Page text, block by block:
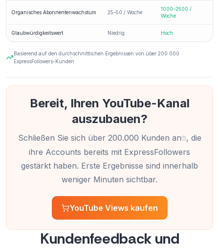
Organisches Abonnentenwachstum 25–50 / Woche
1000–2500 /
Woche
Glaubwürdigkeitswert Niedrig Hoch
Basierend auf den durchschnittlichen Ergebnissen von über 200.000
ExpressFollowers-Kunden
Bereit, Ihren YouTube-Kanal
auszubauen?
Schließen Sie sich über 200.000 Kunden an , die
ihre Accounts bereits mit ExpressFollowers
gestärkt haben. Erste Ergebnisse sind innerhalb
weniger Minuten sichtbar.
YouTube Views kaufen
Kundenfeedback und
ExpressFollowers hat einen hervorragenden
Service geboten! Meine YouTube-Aufrufe stiegen
schnell und sicher. Absolut empfehlenswert!
Olivia Martinez
Verifizierter Kunde